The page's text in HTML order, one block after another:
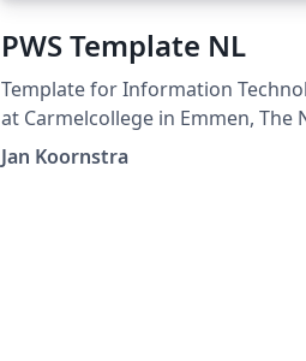
PWS Template NL
Template for Information
at Carmelcollege in Emmen, The
Dutch version.
Jan Koornstra